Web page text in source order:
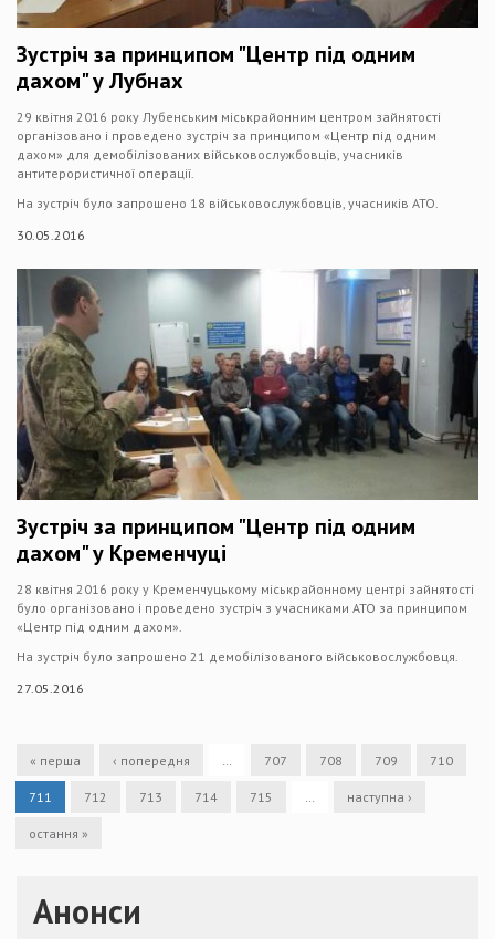
Зустріч за принципом "Центр під одним
дахом" у Лубнах
29 квітня 2016 року Лубенським міськрайонним центром зайнятості
організовано і проведено зустріч за принципом «Центр під одним
дахом» для демобілізованих військовослужбовців, учасників
антитерористичної операції.
На зустріч було запрошено 18 військовослужбовців, учасників АТО.
30.05.2016
Зустріч за принципом "Центр під одним
дахом" у Кременчуці
28 квітня 2016 року у Кременчуцькому міськрайонному центрі зайнятості
було організовано і проведено зустріч з учасниками АТО за принципом
«Центр під одним дахом».
На зустріч було запрошено 21 демобілізованого військовослужбовця.
27.05.2016
« перша ‹ попередня 707 708 709 710
711 712 713 714 715 наступна ›
остання »
Анонси